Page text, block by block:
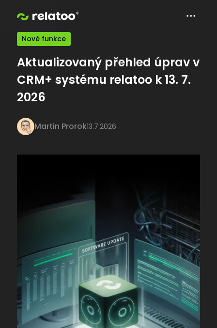
Nové funkce
Aktualizovaný přehled úprav v
CRM+ systému relatoo k 13. 7.
2026
Martin Prorok13.7.2026